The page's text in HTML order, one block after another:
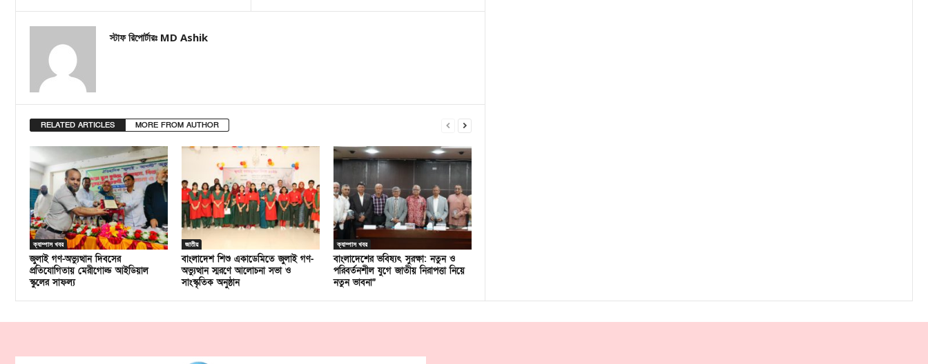
স্টাফ রিপোর্টারঃ MD Ashik
RELATED ARTICLES MORE FROM AUTHOR
ক্যাম্পাস খবর
জুলাই গণ-অভ্যুত্থান দিবসের
প্রতিযোগিতায় মেরীগোল্ড আইডিয়াল
স্কুলের সাফল্য
জাতীয়
বাংলাদেশ শিশু একাডেমিতে জুলাই গণ-
অভ্যুত্থান স্মরণে আলোচনা সভা ও
সাংস্কৃতিক অনুষ্ঠান
ক্যাম্পাস খবর
বাংলাদেশের ভবিষ্যৎ সুরক্ষা: নতুন ও
পরিবর্তনশীল যুগে জাতীয় নিরাপত্তা নিয়ে
নতুন ভাবনা”